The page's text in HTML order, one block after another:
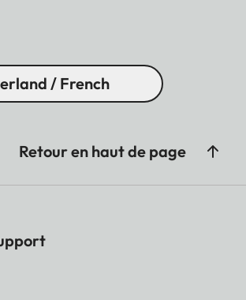
/ French
Retour en haut de page